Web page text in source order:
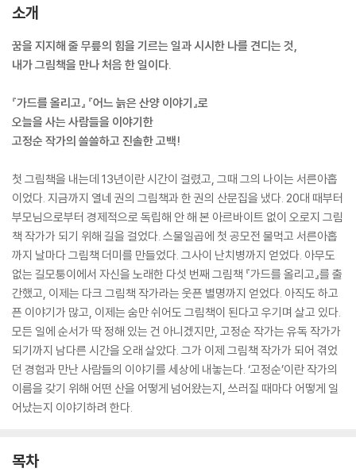
소개
꿈을 지지해 줄 무릎의 힘을 기르는 일과 시시한 나를 견디는 것,
내가 그림책을 만나 처음 한 일이다.
『가드를 올리고』 『어느 늙은 산양 이야기』로
오늘을 사는 사람들을 이야기한
고정순 작가의 쓸쓸하고 진솔한 고백!
첫 그림책을 내는데 13년이란 시간이 걸렸고, 그때 그의 나이는 서른아홉
이었다. 지금까지 열네 권의 그림책과 한 권의 산문집을 냈다. 20대 때부터
부모님으로부터 경제적으로 독립해 안 해 본 아르바이트 없이 오로지 그림
책 작가가 되기 위해 길을 걸었다. 스물일곱에 첫 공모전 물먹고 서른아홉
까지 날마다 그림책 더미를 만들었다. 그사이 난치병까지 얻었다. 아무도
없는 길모퉁이에서 자신을 노래한 다섯 번째 그림책 『가드를 올리고』를 출
간했고, 이제는 다크 그림책 작가라는 웃픈 별명까지 얻었다. 아직도 하고
픈 이야기가 많고, 이제는 숨만 쉬어도 그림책이 된다고 우기며 살고 있다.
모든 일에 순서가 딱 정해 있는 건 아니겠지만, 고정순 작가는 유독 작가가
되기까지 남다른 시간을 오래 살았다. 그가 이제 그림책 작가가 되어 겪었
던 경험과 만난 사람들의 이야기를 세상에 내놓는다. ‘고정순’이란 작가의
이름을 갖기 위해 어떤 산을 어떻게 넘어왔는지, 쓰러질 때마다 어떻게 일
어났는지 이야기하려 한다.
목차